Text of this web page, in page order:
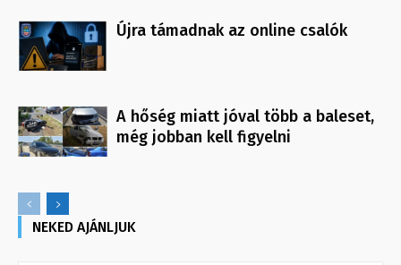
Újra támadnak az online csalók
A hőség miatt jóval több a baleset,
még jobban kell figyelni
NEKED AJÁNLJUK